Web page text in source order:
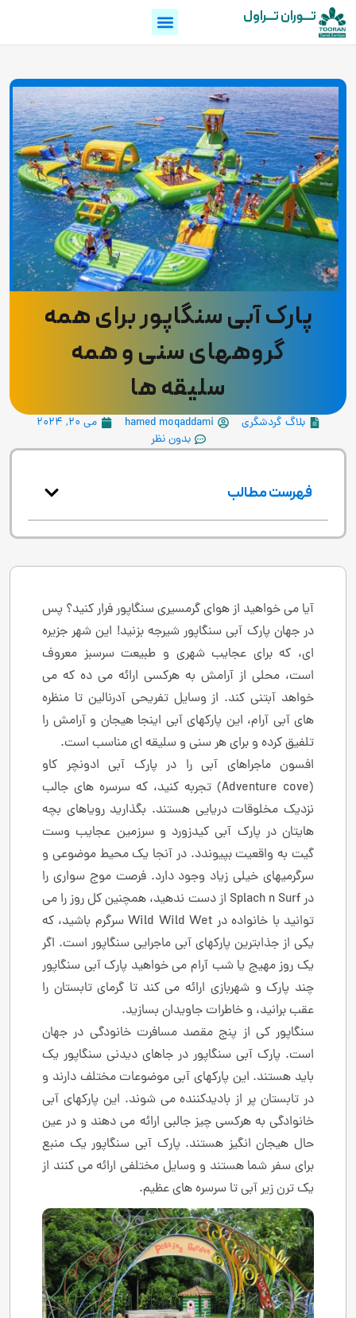
تـــوران تـــراول
پارک آبی سنگاپور برای همه
گروههای سنی و همه
سلیقه ها
بلاگ گردشگری hamed moqaddami
می 20, 2024
بدون نظر
فهرست مطالب
آیا می خواهید از هوای گرمسیری سنگاپور فرار کنید؟ پس
در جهان پارک آبی سنگاپور شیرجه بزنید! این شهر جزیره
ای، که برای عجایب شهری و طبیعت سرسبز معروف
است، محلی از آرامش به هرکسی ارائه می ده که می
خواهد آبتنی کند. از وسایل تفریحی آدرنالین تا منظره
های آبی آرام، این پارکهای آبی اینجا هیجان و آرامش را
تلفیق کرده و برای هر سنی و سلیقه ای مناسب است.
افسون ماجراهای آبی را در پارک آبی ادونچر کاو
(Adventure cove) تجربه کنید، که سرسره های جالب
نزدیک مخلوقات دریایی هستند. بگذارید رویاهای بچه
هایتان در پارک آبی کیدزورد و سرزمین عجایب وست
گیت به واقعیت بپیوندد. در آنجا یک محیط موضوعی و
سرگرمیهای خیلی زیاد وجود دارد. فرصت موج سواری را
در Splach n Surf از دست ندهید، همچنین کل روز را می
توانید با خانواده در Wild Wild Wet سرگرم باشید، که
یکی از جذابترین پارکهای آبی ماجرایی سنگاپور است. اگر
یک روز مهیج یا شب آرام می خواهید پارک آبی سنگاپور
چند پارک و شهربازی ارائه می کند تا گرمای تابستان را
عقب برانید، و خاطرات جاویدان بسازید.
سنگاپور کی از پنج مقصد مسافرت خانودگی در جهان
است. پارک آبی سنگاپور در جاهای دیدنی سنگاپور یک
باید هستند. این پارکهای آبی موضوعات مختلف دارند و
در تابستان پر از بادیدکننده می شوند. این پارکهای آبی
خانوادگی به هرکسی چیز جالبی ارائه می دهند و در عین
حال هیجان انگیز هستند. پارک آبی سنگاپور یک منبع
برای سفر شما هستند و وسایل مختلفی ارائه می کنند از
یک ترن زیر آبی تا سرسره های عظیم.